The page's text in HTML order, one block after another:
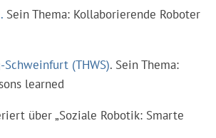
Sein Thema: Kollaborierende Roboter
Schweinfurt (THWS). Sein Thema:
learned
über „Soziale Robotik: Smarte